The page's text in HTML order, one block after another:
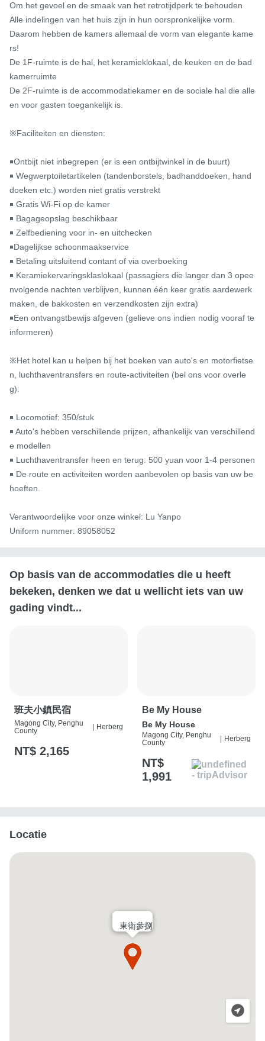
Om het gevoel en de smaak van het retrotijdperk te behouden
Alle indelingen van het huis zijn in hun oorspronkelijke vorm.
Daarom hebben de kamers allemaal de vorm van elegante kame
rs!
De 1F-ruimte is de hal, het keramieklokaal, de keuken en de bad
kamerruimte
De 2F-ruimte is de accommodatiekamer en de sociale hal die alle
en voor gasten toegankelijk is.
※Faciliteiten en diensten:
￭Ontbijt niet inbegrepen (er is een ontbijtwinkel in de buurt)
￭ Wegwerptoiletartikelen (tandenborstels, badhanddoeken, hand
doeken etc.) worden niet gratis verstrekt
￭ Gratis Wi-Fi op de kamer
￭ Bagageopslag beschikbaar
￭ Zelfbediening voor in- en uitchecken
￭Dagelijkse schoonmaakservice
￭ Betaling uitsluitend contant of via overboeking
￭ Keramiekervaringsklaslokaal (passagiers die langer dan 3 opee
nvolgende nachten verblijven, kunnen één keer gratis aardewerk
maken, de bakkosten en verzendkosten zijn extra)
￭Een ontvangstbewijs afgeven (gelieve ons indien nodig vooraf te
informeren)
※Het hotel kan u helpen bij het boeken van auto's en motorfietse
n, luchthaventransfers en route-activiteiten (bel ons voor overle
g):
￭ Locomotief: 350/stuk
￭ Auto's hebben verschillende prijzen, afhankelijk van verschillend
e modellen
￭ Luchthaventransfer heen en terug: 500 yuan voor 1-4 personen
￭ De route en activiteiten worden aanbevolen op basis van uw be
hoeften.
Verantwoordelijke voor onze winkel: Lu Yanpo
Uniform nummer: 89058052
Op basis van de accommodaties die u heeft
bekeken, denken we dat u wellicht iets van uw
gading vindt...
班夫小鎮民宿
Magong City, Penghu
County
Herberg
NT$ 2,165
Be My House
Be My House
Magong City, Penghu
County
Herberg
NT$
1,991
Locatie
東衛參捌